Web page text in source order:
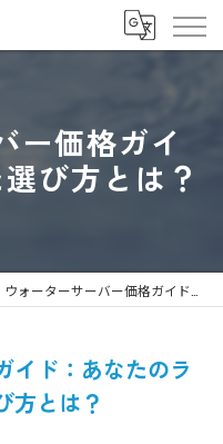
ー価格ガイ
び方とは？
ウォーターサーバー価格ガイド：あなたのライフスタイルに合った選び方とは？
イド：あなたのラ
方とは？